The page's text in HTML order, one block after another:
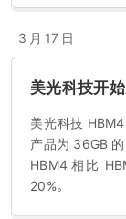
3 月 17 日
美光科技开
美光科技
产品为 36GB 的
HBM4 相比
20%。